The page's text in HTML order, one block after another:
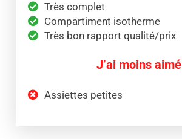
Très complet
Compartiment isotherme
Très bon rapport qualité/prix
J’ai moins aimé
Assiettes petites